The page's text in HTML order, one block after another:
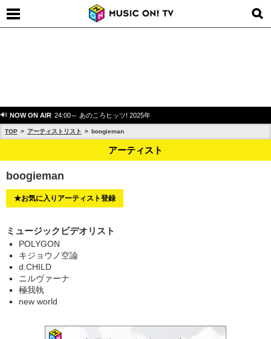
NOW ON AIR 24:00～ あのころヒッツ! 2025年
TOP アーティストリスト boogieman
アーティスト
boogieman
★お気に入りアーティスト登録
ミュージックビデオリスト
POLYGON
キジョウノ空論
d.CHILD
ニルヴァーナ
極我執
new world